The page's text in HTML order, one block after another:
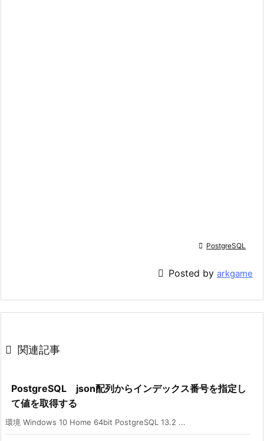
 PostgreSQL
 Posted by arkgame
 関連記事
PostgreSQL json配列からインデックス番号を指定し
て値を取得する
環境 Windows 10 Home 64bit PostgreSQL 13.2 ...